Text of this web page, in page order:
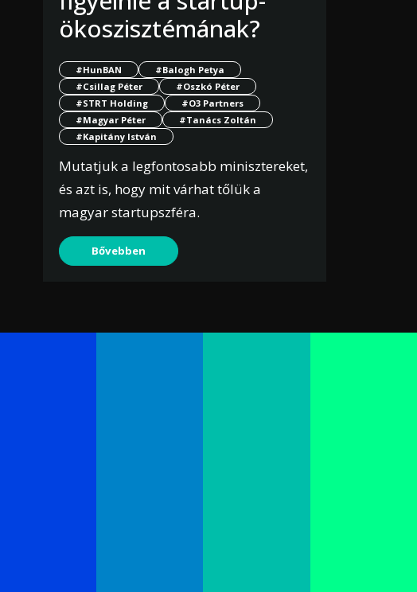
ökoszisztémának?
#HunBAN
#Balogh Petya
#Csillag Péter
#Oszkó Péter
#STRT Holding
#O3 Partners
#Magyar Péter
#Tanács Zoltán
#Kapitány István
Mutatjuk a legfontosabb minisztereket,
és azt is, hogy mit várhat tőlük a
magyar startupszféra.
Bővebben